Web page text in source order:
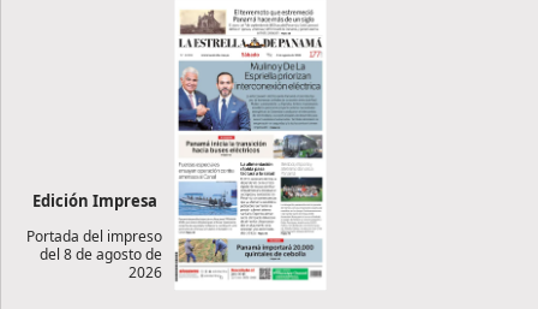
Edición Impresa
Portada del impreso
del 8 de agosto de
2026